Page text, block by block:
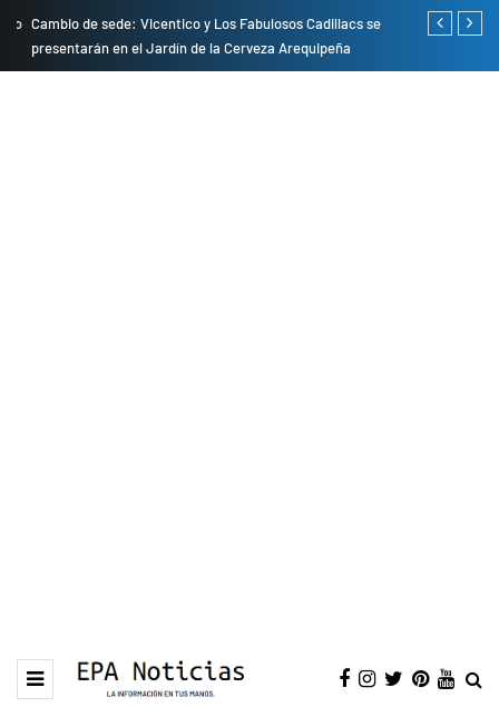
Cambio de sede: Vicentico y Los Fabulosos Cadillacs se
presentarán en el Jardín de la Cerveza Arequipeña
Empresas